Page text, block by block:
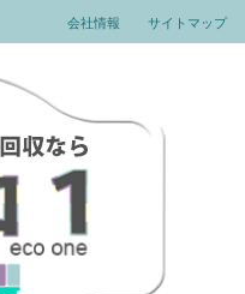
会社情報 サイトマップ